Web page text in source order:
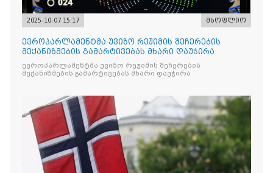
2025-10-07 15:17 მსოფლიო
ევროპარლამენტმა უვიზო რეჟიმის შეჩერების
მექანიზმების გამარტივებას მხარი დაუჭირა
ევროპარლამენტმა უვიზო რეჟიმის შეჩერების
მექანიზმების გამარტივებას მხარი დაუჭირა